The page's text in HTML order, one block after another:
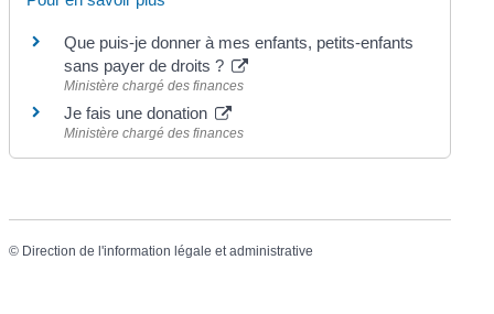
Que puis-je donner à mes enfants, petits-enfants
sans payer de droits ?
Ministère chargé des finances
Je fais une donation
Ministère chargé des finances
© Direction de l'information légale et administrative